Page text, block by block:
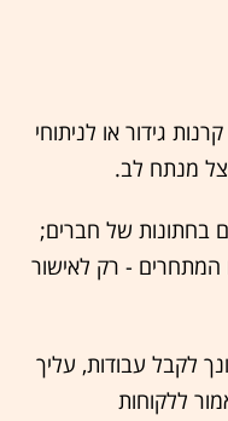
גידור או לניתוחי
מנתח לב.
בחתונות של חברים;
- רק לאישור
לקבל עבודות, עליך
ללקוחות